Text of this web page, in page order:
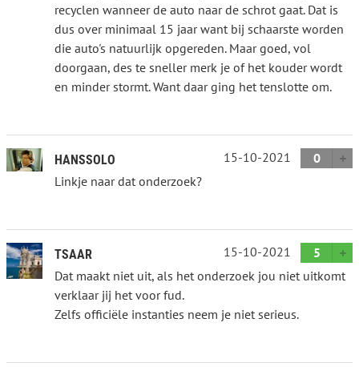
recyclen wanneer de auto naar de schrot gaat. Dat is
dus over minimaal 15 jaar want bij schaarste worden
die auto's natuurlijk opgereden. Maar goed, vol
doorgaan, des te sneller merk je of het kouder wordt
en minder stormt. Want daar ging het tenslotte om.
HANSSOLO 15-10-2021
0
Linkje naar dat onderzoek?
TSAAR 15-10-2021
5
Dat maakt niet uit, als het onderzoek jou niet uitkomt
verklaar jij het voor fud.
Zelfs officiële instanties neem je niet serieus.